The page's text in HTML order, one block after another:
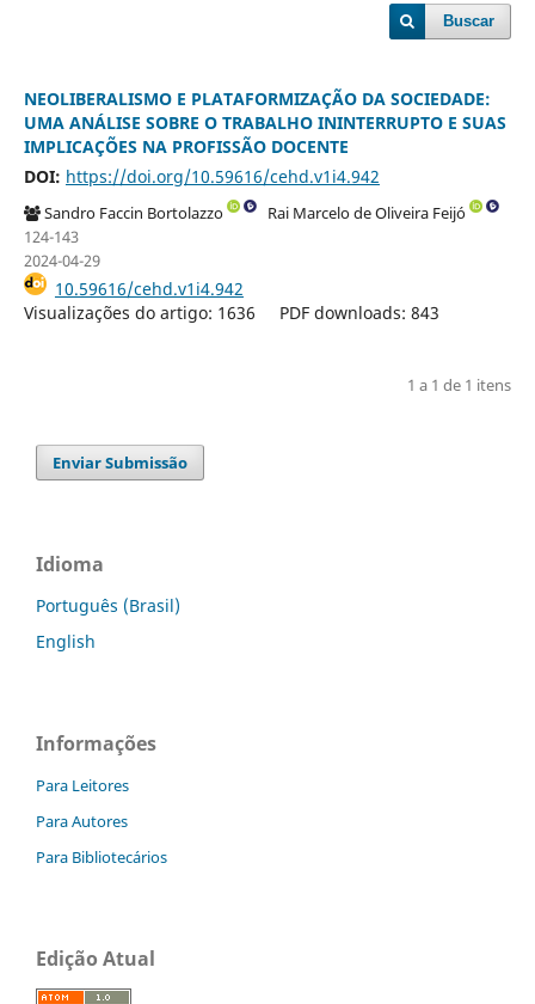
Buscar
NEOLIBERALISMO E PLATAFORMIZAÇÃO DA SOCIEDADE:
UMA ANÁLISE SOBRE O TRABALHO ININTERRUPTO E SUAS
IMPLICAÇÕES NA PROFISSÃO DOCENTE
DOI: https://doi.org/10.59616/cehd.v1i4.942
Sandro Faccin Bortolazzo
Rai Marcelo de Oliveira Feijó
124-143
2024-04-29
10.59616/cehd.v1i4.942
Visualizações do artigo: 1636
PDF downloads: 843
1 a 1 de 1 itens
Enviar Submissão
Idioma
Português (Brasil)
English
Informações
Para Leitores
Para Autores
Para Bibliotecários
Edição Atual